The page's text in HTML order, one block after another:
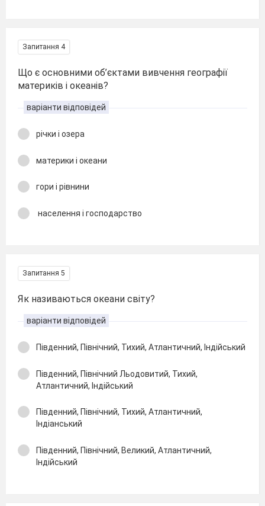
Запитання 4
Що є основними об’єктами вивчення географії
материків і океанів?
варіанти відповідей
річки і озера
материки і океани
гори і рівнини
населення і господарство
Запитання 5
Як називаються океани світу?
варіанти відповідей
Південний, Північний, Тихий, Атлантичний, Індійський
Південний, Північний Льодовитий, Тихий,
Атлантичний, Індійський
Південний, Північний, Тихий, Атлантичний,
Індіанський
Південний, Північний, Великий, Атлантичний,
Індійський